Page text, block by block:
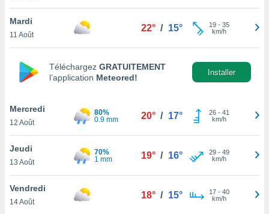
le
ainsi
un
la
du
Mardi
11 Août
22° / 15° 19- 35
km/h
Téléchargez GRATUITEMENT
l’application Meteored!
Installer
Mercredi
12 Août
80%
0.9 mm
20° / 17° 26- 41
km/h
Jeudi
13 Août
70%
1 mm
19° / 16° 29- 49
km/h
Vendredi
14 Août
18° / 15° 17- 40
km/h